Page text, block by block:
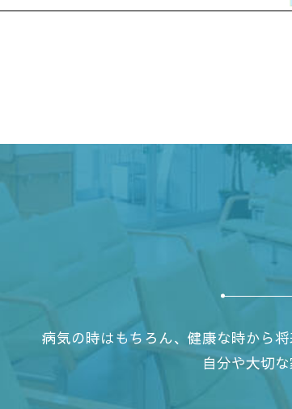
病気の時はもちろん、健康な時から将
自分や大切